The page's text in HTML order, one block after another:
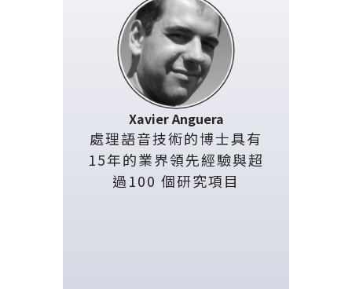
Xavier Anguera
處理語音技術的博士具有
15年的業界領先經驗與超
過100 個研究項目